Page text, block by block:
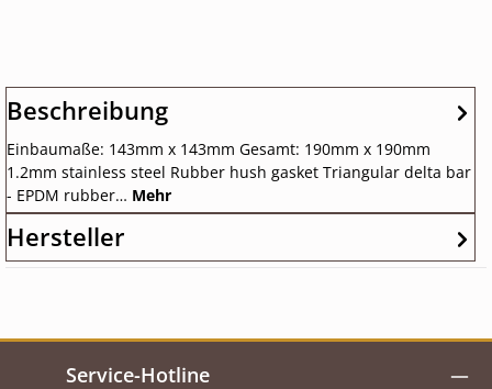
Beschreibung
Einbaumaße: 143mm x 143mm Gesamt: 190mm x 190mm
1.2mm stainless steel Rubber hush gasket Triangular delta bar
- EPDM rubber… Mehr
Hersteller
Service-Hotline